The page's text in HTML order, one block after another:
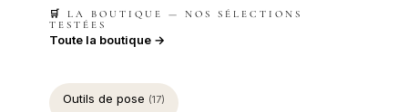
🛒 LA BOUTIQUE — NOS SÉLECTIONS
TESTÉES
Toute la boutique →
Outils de pose (17)